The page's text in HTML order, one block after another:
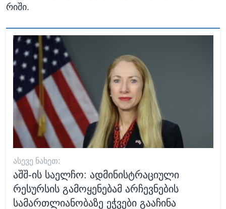
რიში.
ᲐᲡᲔᲕᲔ ᲜᲐᲮᲔᲗ:
აშშ-ის საელჩო: ადმინისტრაციული
რესურსის გამოყენებამ არჩევნების
სამართლიანობაზე ეჭვები გააჩინა